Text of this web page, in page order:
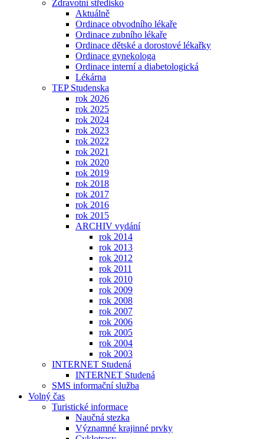
Zdravotní středisko
Aktuálně
Ordinace obvodního lékaře
Ordinace zubního lékaře
Ordinace dětské a dorostové lékařky
Ordinace gynekologa
Ordinace interní a diabetologická
Lékárna
TEP Studenska
rok 2026
rok 2025
rok 2024
rok 2023
rok 2022
rok 2021
rok 2020
rok 2019
rok 2018
rok 2017
rok 2016
rok 2015
ARCHIV vydání
rok 2014
rok 2013
rok 2012
rok 2011
rok 2010
rok 2009
rok 2008
rok 2007
rok 2006
rok 2005
rok 2004
rok 2003
INTERNET Studená
INTERNET Studená
SMS informační služba
Volný čas
Turistické informace
Naučná stezka
Významné krajinné prvky